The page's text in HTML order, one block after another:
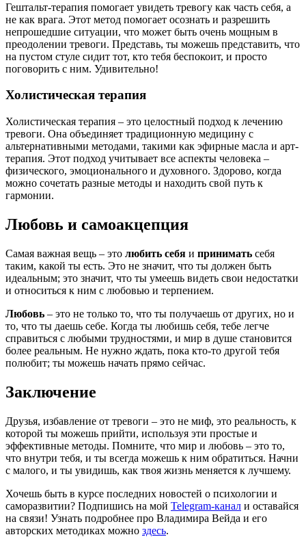
Гештальт-терапия помогает увидеть тревогу как часть себя, а
не как врага. Этот метод помогает осознать и разрешить
непрошедшие ситуации, что может быть очень мощным в
преодолении тревоги. Представь, ты можешь представить, что
на пустом стуле сидит тот, кто тебя беспокоит, и просто
поговорить с ним. Удивительно!
Холистическая терапия
Холистическая терапия – это целостный подход к лечению
тревоги. Она объединяет традиционную медицину с
альтернативными методами, такими как эфирные масла и арт-
терапия. Этот подход учитывает все аспекты человека –
физического, эмоционального и духовного. Здорово, когда
можно сочетать разные методы и находить свой путь к
гармонии.
Любовь и самоакцепция
Самая важная вещь – это любить себя и принимать себя
таким, какой ты есть. Это не значит, что ты должен быть
идеальным; это значит, что ты умеешь видеть свои недостатки
и относиться к ним с любовью и терпением.
Любовь – это не только то, что ты получаешь от других, но и
то, что ты даешь себе. Когда ты любишь себя, тебе легче
справиться с любыми трудностями, и мир в душе становится
более реальным. Не нужно ждать, пока кто-то другой тебя
полюбит; ты можешь начать прямо сейчас.
Заключение
Друзья, избавление от тревоги – это не миф, это реальность, к
которой ты можешь прийти, используя эти простые и
эффективные методы. Помните, что мир и любовь – это то,
что внутри тебя, и ты всегда можешь к ним обратиться. Начни
с малого, и ты увидишь, как твоя жизнь меняется к лучшему.
Хочешь быть в курсе последних новостей о психологии и
саморазвитии? Подпишись на мой Telegram-канал и оставайся
на связи! Узнать подробнее про Владимира Вейда и его
авторских методиках можно здесь.